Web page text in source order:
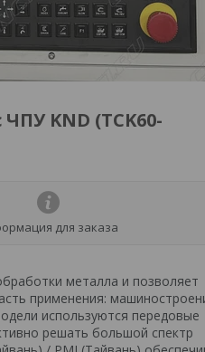
KND (TCK60-
для заказа
металла и позволяет
применения:
используются передовые
решать большой спектр